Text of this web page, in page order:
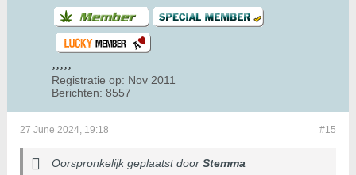
Registratie op: Nov 2011
Berichten: 8557
#15
27 June 2024, 19:18
Oorspronkelijk geplaatst door Stemma